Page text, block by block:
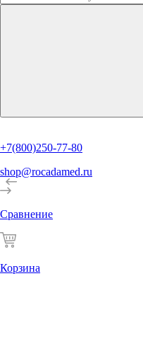
+7(800)250-77-80
shop@rocadamed.ru
Сравнение
Корзина